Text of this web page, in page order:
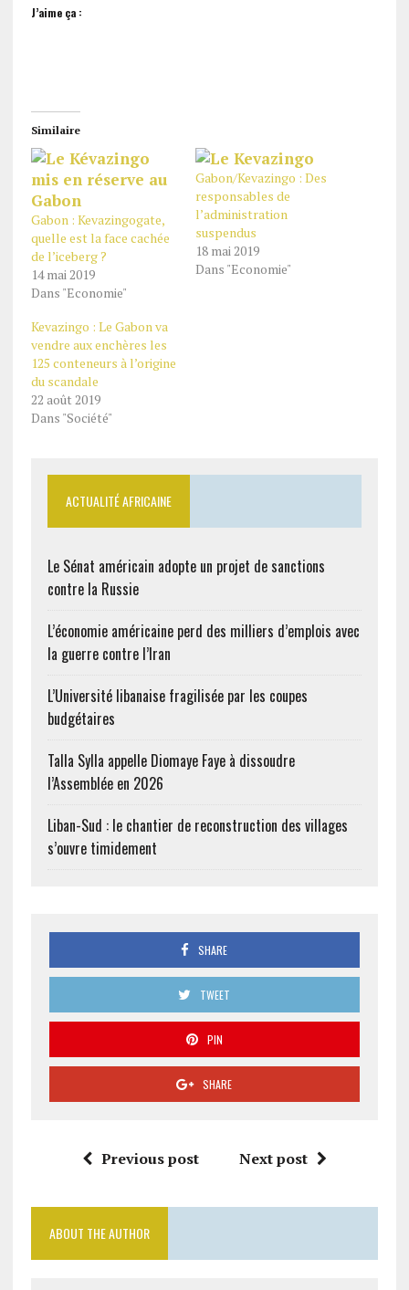
J’aime ça :
Similaire
Gabon : Kevazingogate,
quelle est la face cachée
de l’iceberg ?
14 mai 2019
Dans "Economie"
Gabon/Kevazingo : Des
responsables de
l’administration
suspendus
18 mai 2019
Dans "Economie"
Kevazingo : Le Gabon va
vendre aux enchères les
125 conteneurs à l’origine
du scandale
22 août 2019
Dans "Société"
ACTUALITÉ AFRICAINE
Le Sénat américain adopte un projet de sanctions
contre la Russie
L’économie américaine perd des milliers d’emplois avec
la guerre contre l’Iran
L’Université libanaise fragilisée par les coupes
budgétaires
Talla Sylla appelle Diomaye Faye à dissoudre
l’Assemblée en 2026
Liban-Sud : le chantier de reconstruction des villages
s’ouvre timidement
SHARE
TWEET
PIN
SHARE
Previous post Next post
ABOUT THE AUTHOR